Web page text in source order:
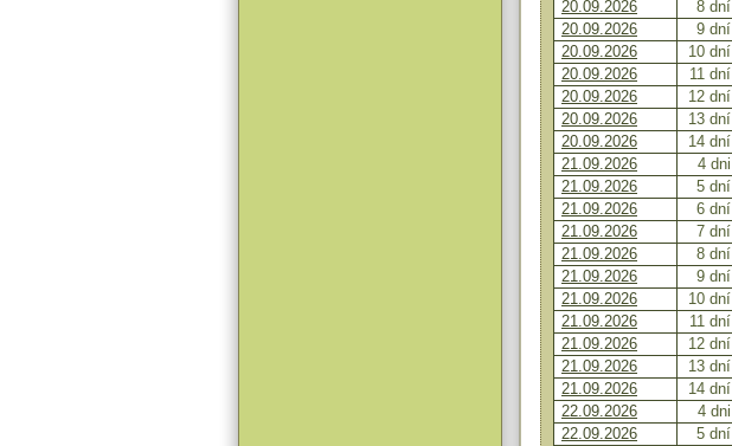
20.09.2026
8 dní
20.09.2026
9 dní
20.09.2026
10 dní
20.09.2026
11 dní
20.09.2026
12 dní
20.09.2026
13 dní
20.09.2026
14 dní
21.09.2026
4 dni
21.09.2026
5 dní
21.09.2026
6 dní
21.09.2026
7 dní
21.09.2026
8 dní
21.09.2026
9 dní
21.09.2026
10 dní
21.09.2026
11 dní
21.09.2026
12 dní
21.09.2026
13 dní
21.09.2026
14 dní
22.09.2026
4 dni
22.09.2026
5 dní